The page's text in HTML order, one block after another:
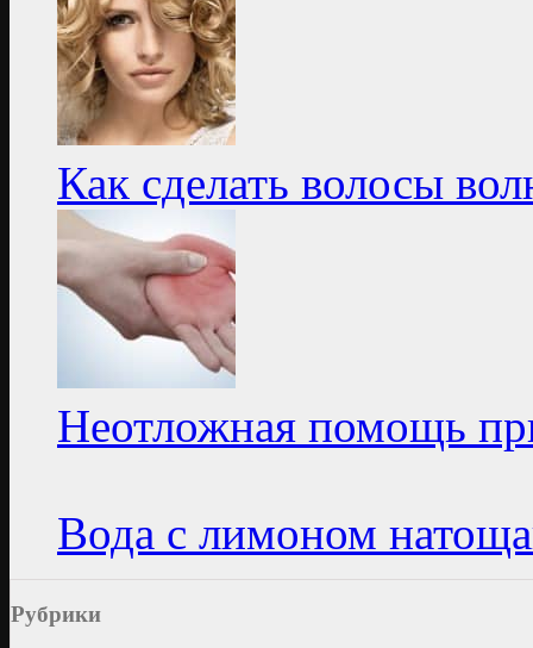
Как сделать волосы
Неотложная помощь
Вода с лимоном
Рубрики